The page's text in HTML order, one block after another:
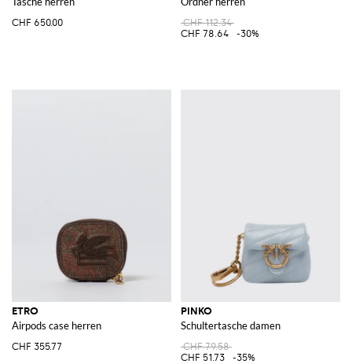
CHF 650.00
CHF 112.34
CHF 78.64
-30%
ETRO
Airpods case herren
CHF 355.77
PINKO
Schultertasche damen
CHF 79.58
CHF 51.73
-35%